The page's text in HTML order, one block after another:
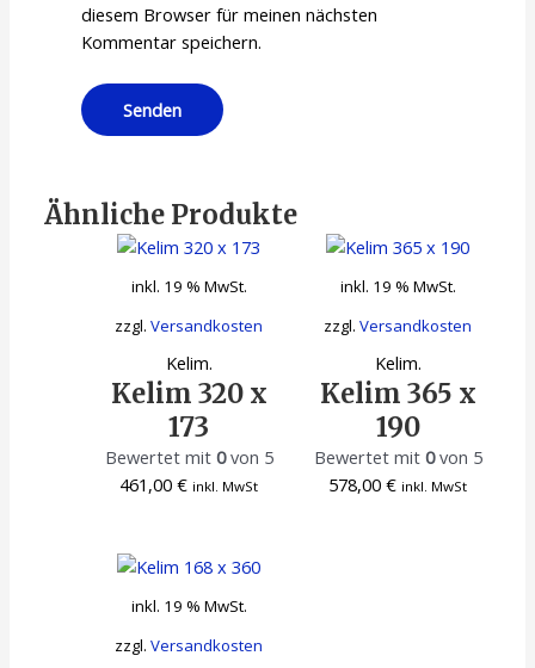
diesem Browser für meinen nächsten
Kommentar speichern.
Ähnliche Produkte
inkl. 19 % MwSt.
zzgl.Versandkosten
Kelim.
Kelim 320 x
173
Bewertet mit 0von 5
461,00€ inkl. MwSt
inkl. 19 % MwSt.
zzgl.Versandkosten
Kelim.
Kelim 365 x
190
Bewertet mit 0von 5
578,00€ inkl. MwSt
inkl. 19 % MwSt.
zzgl.Versandkosten